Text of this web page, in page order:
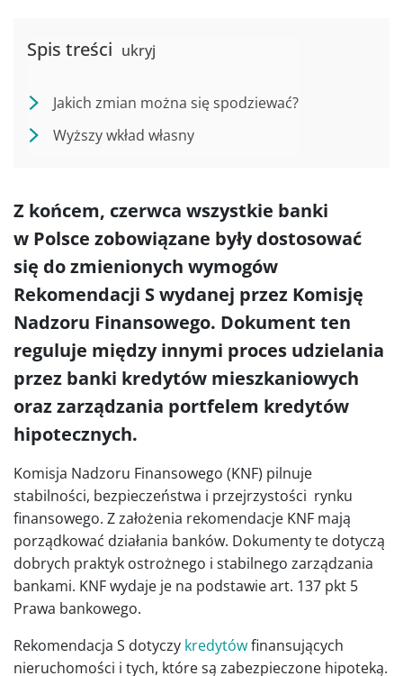
Spis treści ukryj
Jakich zmian można się spodziewać?
Wyższy wkład własny
Z końcem, czerwca wszystkie banki
w Polsce zobowiązane były dostosować
się do zmienionych wymogów
Rekomendacji S wydanej przez Komisję
Nadzoru Finansowego. Dokument ten
reguluje między innymi proces udzielania
przez banki kredytów mieszkaniowych
oraz zarządzania portfelem kredytów
hipotecznych.
Komisja Nadzoru Finansowego (KNF) pilnuje
stabilności, bezpieczeństwa i przejrzystości rynku
finansowego. Z założenia rekomendacje KNF mają
porządkować działania banków. Dokumenty te dotyczą
dobrych praktyk ostrożnego i stabilnego zarządzania
bankami. KNF wydaje je na podstawie art. 137 pkt 5
Prawa bankowego.
Rekomendacja S dotyczy kredytówfinansujących
nieruchomości i tych, które są zabezpieczone hipoteką.